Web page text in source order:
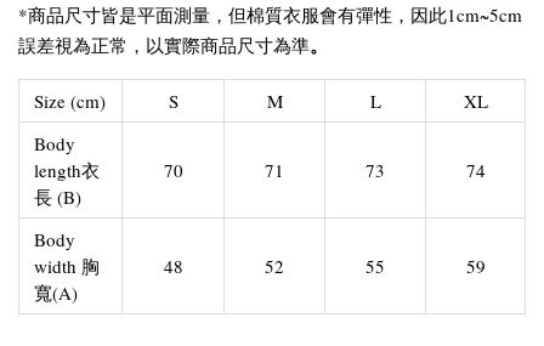
*商品尺寸皆是平面測量，但棉質衣服會有彈性，因此1cm~5cm
誤差視為正常，以實際商品尺寸為準。
Size (cm) S M L
XL
Body
length衣
長 (B)
70 71 73 74
Body
width 胸
寬(A)
48 52 55 59